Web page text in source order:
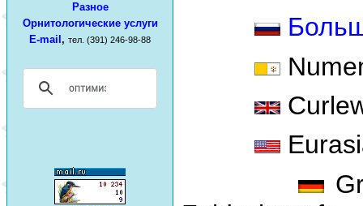
Разное
Орнитологические услуги
E-mail , тел. (391) 246-98-88